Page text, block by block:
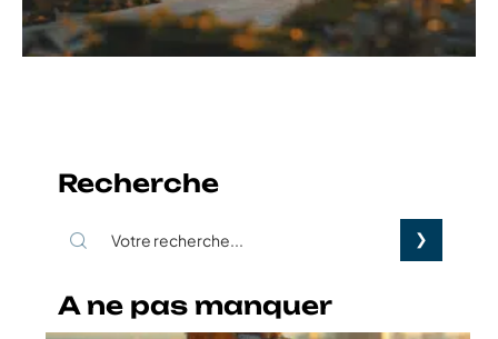
Recherche
A ne pas manquer